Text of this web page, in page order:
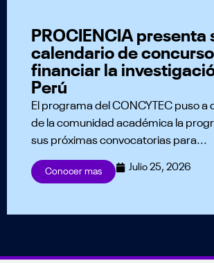
PROCIENCIA presenta
calendario de
financiar la
Perú
El programa del CONCYTEC puso a
de la comunidad académica la
sus próximas convocatorias para...
Conocer mas Julio 25, 2026